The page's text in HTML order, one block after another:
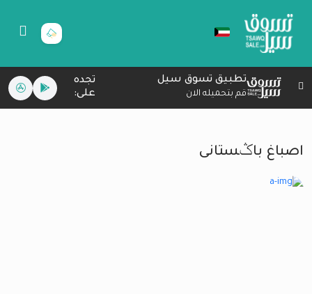
تطبيق تسوق سيل
قم بتحميله الان
تجده
على:
اصباغ باݣستانى